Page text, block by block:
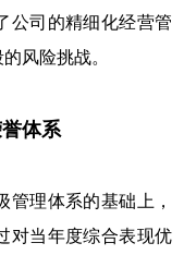
公司的精细化经营管
风险挑战。
体系
理体系的基础上，
对当年度综合表现优